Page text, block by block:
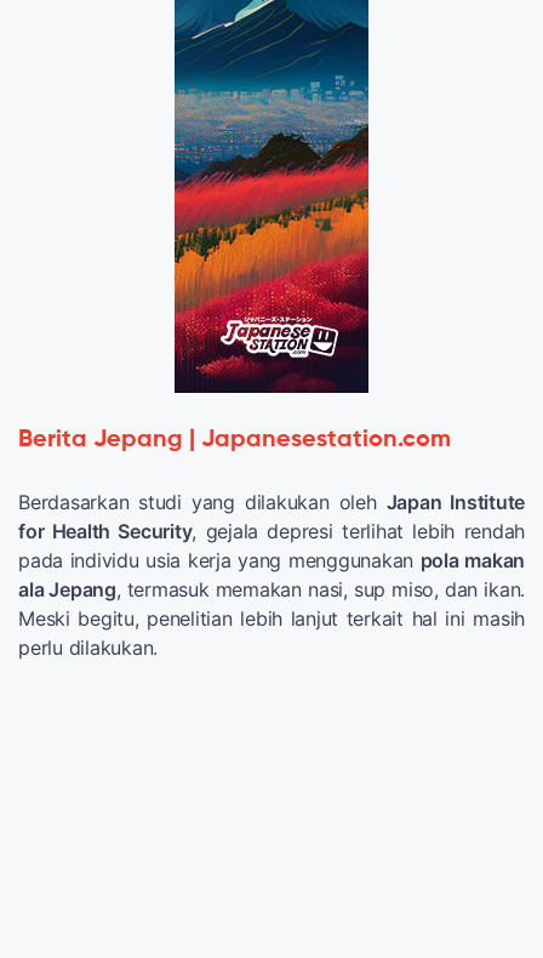
Berita Jepang | Japanesestation.com
Berdasarkan studi yang dilakukan oleh Japan Institute
for Health Security, gejala depresi terlihat lebih rendah
pada individu usia kerja yang menggunakan pola makan
ala Jepang, termasuk memakan nasi, sup miso, dan ikan.
Meski begitu, penelitian lebih lanjut terkait hal ini masih
perlu dilakukan.